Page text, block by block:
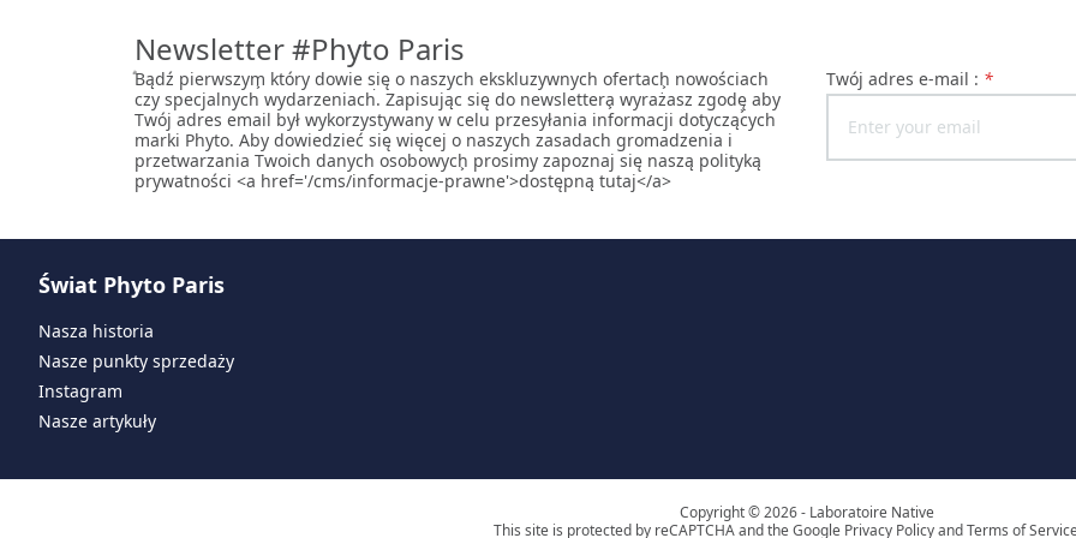
Newsletter #Phyto Paris
ͣBądź pierwszym͕ który dowie się o naszych ekskluzywnych ofertach͕ nowościach
czy specjalnych wydarzeniach͘. Zapisując się do newslettera͕ wyrażasz zgodę͕ aby
Twój adres email był wykorzystywany w celu przesyłania informacji dotyczących
marki Phyto. Aby dowiedzieć się więcej o naszych zasadach gromadzenia i
przetwarzania Twoich danych osobowych͕ prosimy zapoznaj się naszą polityką
prywatności <a href='/cms/informacje-prawne'>dostępną tutaj</a>
Twój adres e-mail : *
Świat Phyto Paris
Nasza historia
Nasze punkty sprzedaży
Instagram
Nasze artykuły
Copyright © 2026 - Laboratoire Native
This site is protected by reCAPTCHA and the Google Privacy Policy and Terms of